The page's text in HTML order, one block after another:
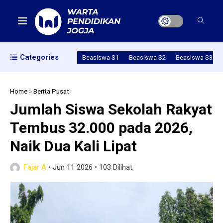
Categories Beasiswa S1 Beasiswa S2 Beasiswa S3
Home »Berita Pusat
Jumlah Siswa Sekolah Rakyat
Tembus 32.000 pada 2026,
Naik Dua Kali Lipat
Fajar A • Jun 11 2026 • 103 Dilihat